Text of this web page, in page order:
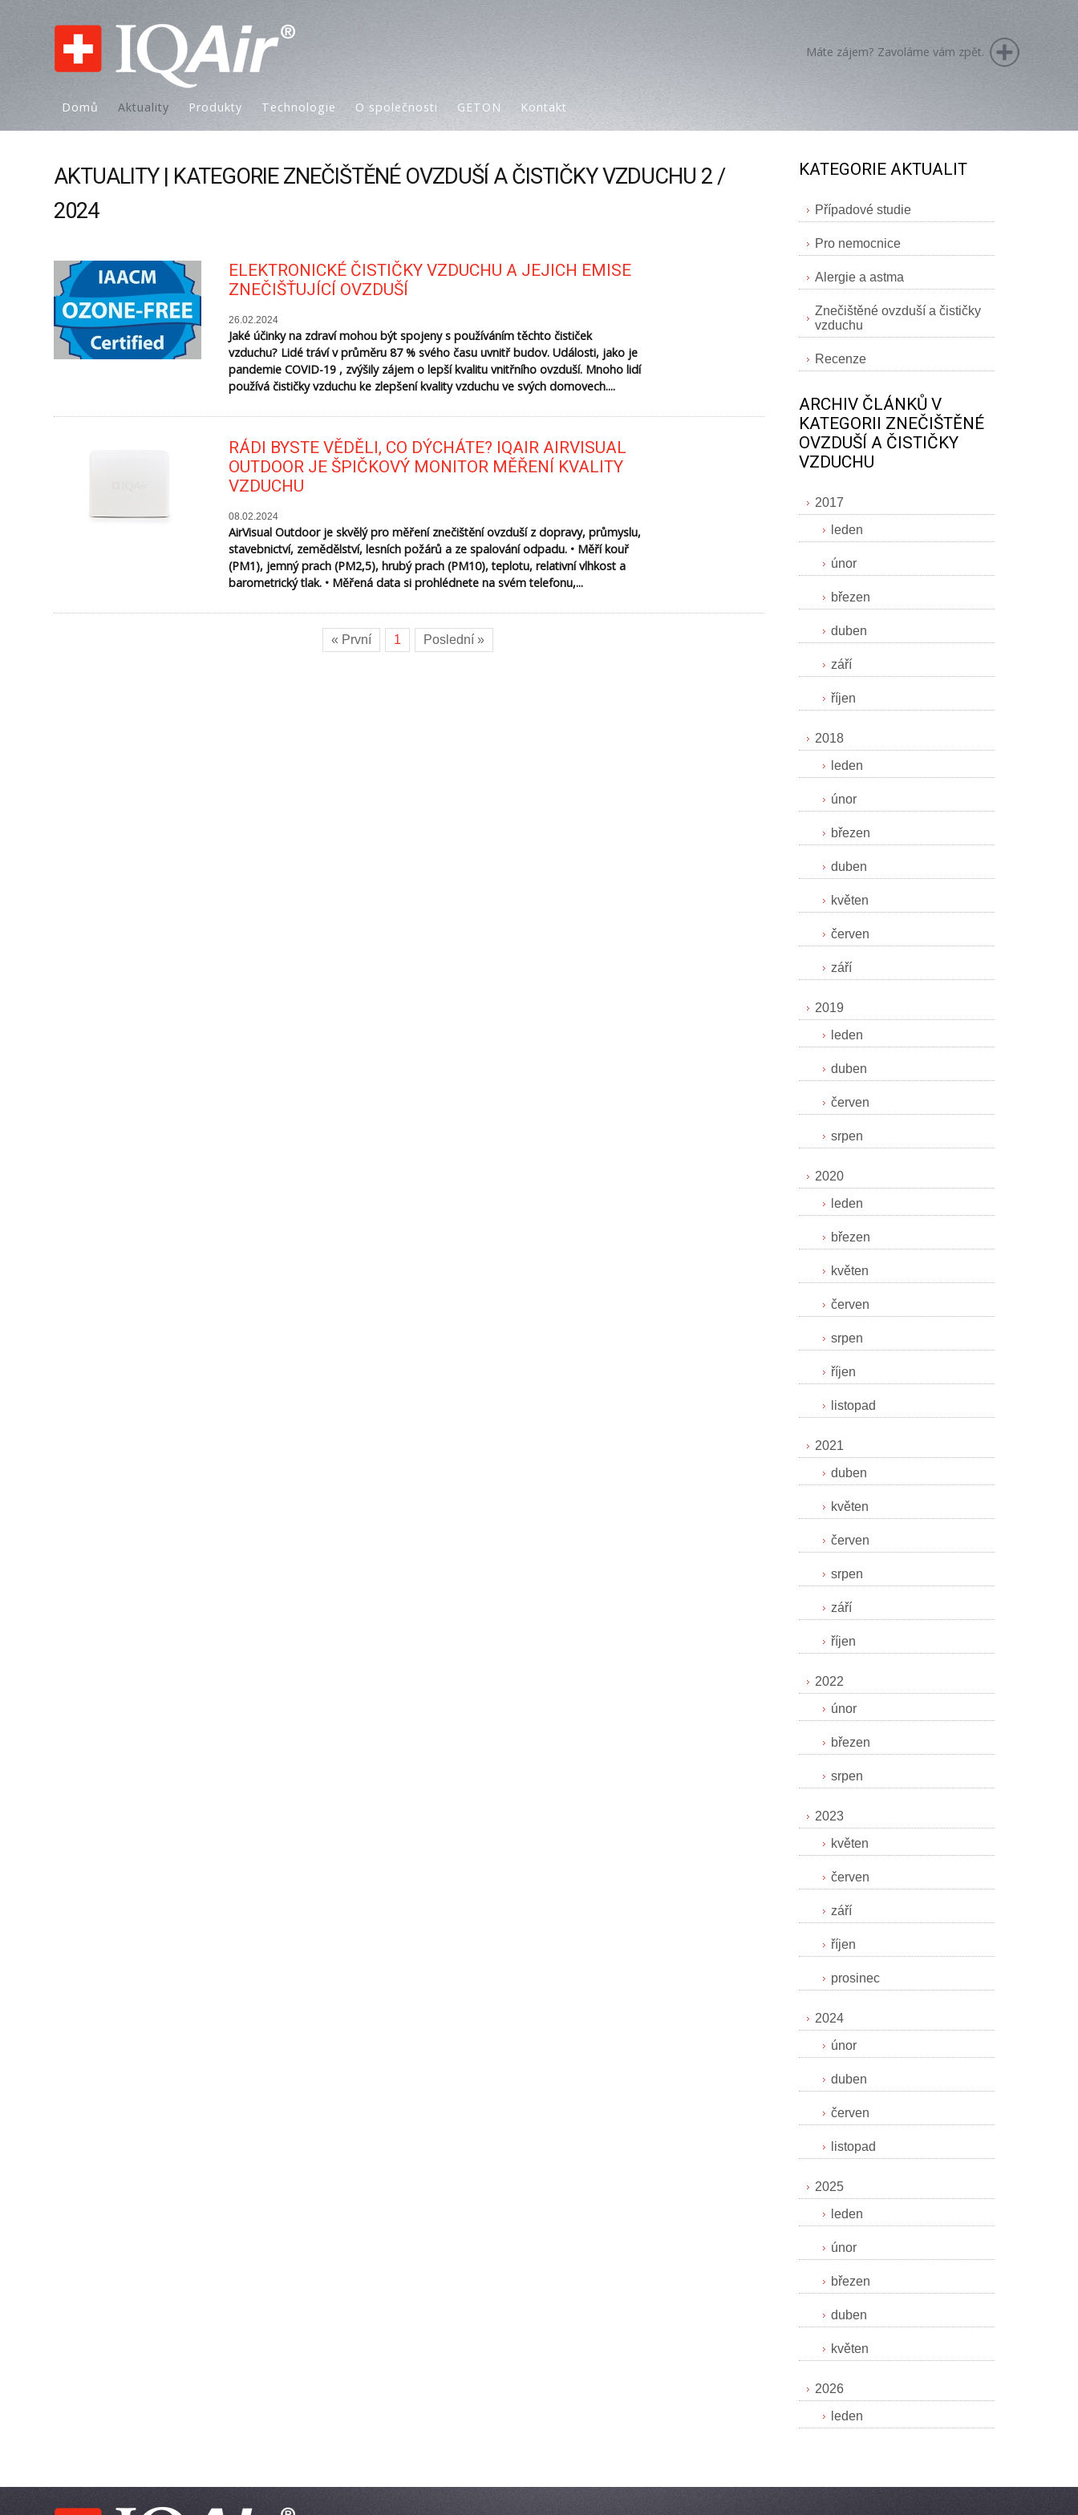
Domů Aktuality Produkty Technologie O společnosti GETON Kontakt
Máte zájem? Zavoláme vám zpět.
AKTUALITY | KATEGORIE ZNEČIŠTĚNÉ OVZDUŠÍ A ČISTIČKY VZDUCHU 2 /
2024
ELEKTRONICKÉ ČISTIČKY VZDUCHU A JEJICH EMISE
ZNEČIŠŤUJÍCÍ OVZDUŠÍ
26.02.2024
Jaké účinky na zdraví mohou být spojeny s používáním těchto čističek
vzduchu? Lidé tráví v průměru 87 % svého času uvnitř budov. Události, jako je
pandemie COVID-19 , zvýšily zájem o lepší kvalitu vnitřního ovzduší. Mnoho lidí
používá čističky vzduchu ke zlepšení kvality vzduchu ve svých domovech....
RÁDI BYSTE VĚDĚLI, CO DÝCHÁTE? IQAIR AIRVISUAL
OUTDOOR JE ŠPIČKOVÝ MONITOR MĚŘENÍ KVALITY
VZDUCHU
08.02.2024
AirVisual Outdoor je skvělý pro měření znečištění ovzduší z dopravy, průmyslu,
stavebnictví, zemědělství, lesních požárů a ze spalování odpadu. • Měří kouř
(PM1), jemný prach (PM2,5), hrubý prach (PM10), teplotu, relativní vlhkost a
barometrický tlak. • Měřená data si prohlédnete na svém telefonu,...
« První 1 Poslední »
KATEGORIE AKTUALIT
Případové studie
Pro nemocnice
Alergie a astma
Znečištěné ovzduší a čističky
vzduchu
Recenze
ARCHIV ČLÁNKŮ V
KATEGORII ZNEČIŠTĚNÉ
OVZDUŠÍ A ČISTIČKY
VZDUCHU
2017
leden
únor
březen
duben
září
říjen
2018
leden
únor
březen
duben
květen
červen
září
2019
leden
duben
červen
srpen
2020
leden
březen
květen
červen
srpen
říjen
listopad
2021
duben
květen
červen
srpen
září
říjen
2022
únor
březen
srpen
2023
květen
červen
září
říjen
prosinec
2024
únor
duben
červen
listopad
2025
leden
únor
březen
duben
květen
2026
leden